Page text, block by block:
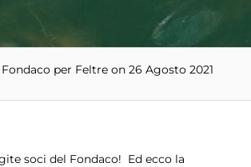
per Feltre on 26 Agosto 2021
soci del Fondaco! Ed ecco la